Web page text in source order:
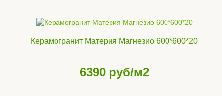
Керамогранит Материя Магнезио 600*600*20
6390 руб/м2